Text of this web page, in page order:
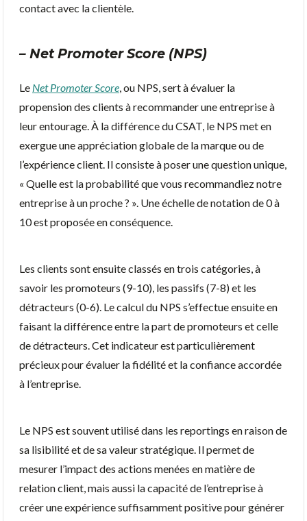
contact avec la clientèle.
– Net Promoter Score (NPS)
Le Net Promoter Score , ou NPS, sert à évaluer la
propension des clients à recommander une entreprise à
leur entourage. À la différence du CSAT, le NPS met en
exergue une appréciation globale de la marque ou de
l’expérience client. Il consiste à poser une question unique,
« Quelle est la probabilité que vous recommandiez notre
entreprise à un proche ? ». Une échelle de notation de 0 à
10 est proposée en conséquence.
Les clients sont ensuite classés en trois catégories, à
savoir les promoteurs (9-10), les passifs (7-8) et les
détracteurs (0-6). Le calcul du NPS s’effectue ensuite en
faisant la différence entre la part de promoteurs et celle
de détracteurs. Cet indicateur est particulièrement
précieux pour évaluer la fidélité et la confiance accordée
à l’entreprise.
Le NPS est souvent utilisé dans les reportings en raison de
sa lisibilité et de sa valeur stratégique. Il permet de
mesurer l’impact des actions menées en matière de
relation client, mais aussi la capacité de l’entreprise à
créer une expérience suffisamment positive pour générer